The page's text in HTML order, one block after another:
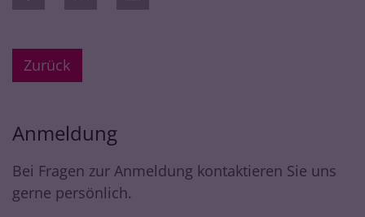
Zurück
Anmeldung
Bei Fragen zur Anmeldung kontaktieren Sie uns
gerne persönlich.